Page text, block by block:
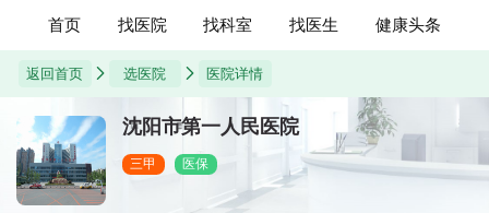
首页 找医院 找科室 找医生 健康头条
返回首页 选医院 医院详情
沈阳市第一人民医院
三甲 医保